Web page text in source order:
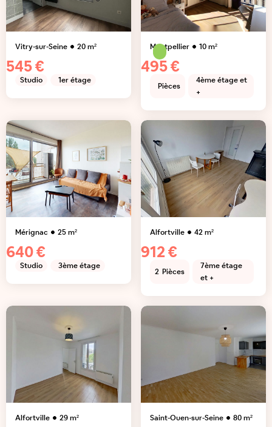
Vitry-sur-Seine 20m²
545 €
Studio 1er étage
Montpellier 10m²
495 €
Pièces
4ème étage et
+
Mérignac 25m²
640 €
Studio 3ème étage
Alfortville 42m²
912 €
2 Pièces
7ème étage
et +
Alfortville 29m² Saint-Ouen-sur-Seine 80m²